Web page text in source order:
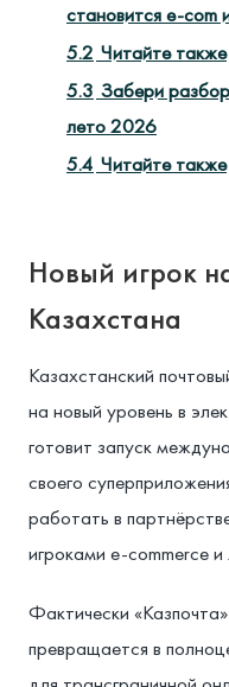
становится e-com
5.2 Читайте также
5.3 Забери
лето 2026
5.4 Читайте также
Новый игрок
Казахстана
Казахстанский
на новый уровень в
готовит запуск
своего
работать в
игроками e-commerce и
Фактически
превращается в